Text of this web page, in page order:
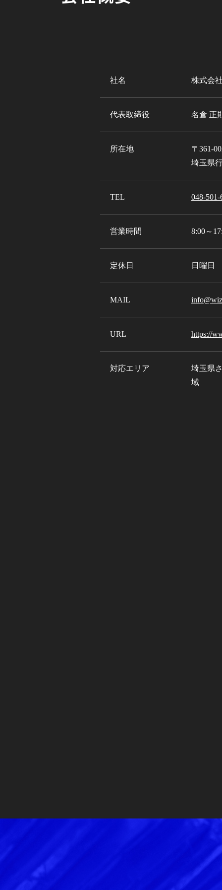
社名 株式会
代表取締役 名倉 正
所在地
〒361-
埼玉県
TEL 048-501-
営業時間 8:00～
定休日 日曜日
MAIL
URL https://
対応エリア
埼玉県
域